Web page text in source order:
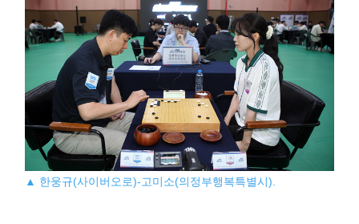
▲ 한웅규(사이버오로)-고미소(의정부행복특별시).